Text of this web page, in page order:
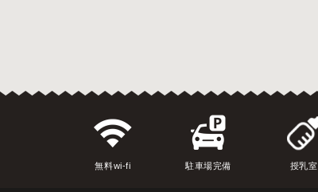
無料wi-fi 駐車場完備 授乳室